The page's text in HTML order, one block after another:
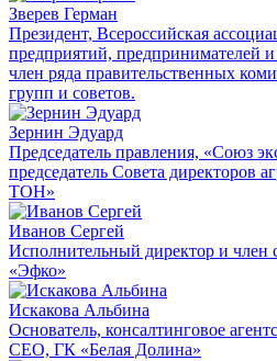
Зверев Герман
Президент, Всероссийская
предприятий, предпринимателей и
член ряда правительственных
групп и советов.
Зернин Эдуард
Председатель правления, «Союз
председатель Совета директоров
ТОН»
Иванов Сергей
Исполнительный директор и член
«Эфко»
Искакова Альбина
Основатель, консалтинговое
CEO, ГК «Белая Долина»